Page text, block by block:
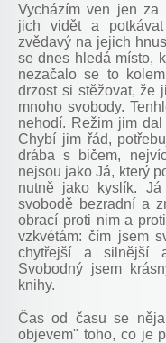
Vycházím ven jen za
jich vidět a
zvědavý na jejich
se dnes hledá místo,
nezačalo se to
drzost si stěžovat, že
mnoho svobody.
nehodí. Režim jim
Chybí jim řád,
drába s bičem,
nejsou jako Já, který
nutně jako kyslík.
svobodě bezradní a
obrací proti nim a
vzkvétám: čím jsem
chytřejší a silnější
Svobodný jsem
knihy.
Čas od času se
objevem" toho, co je